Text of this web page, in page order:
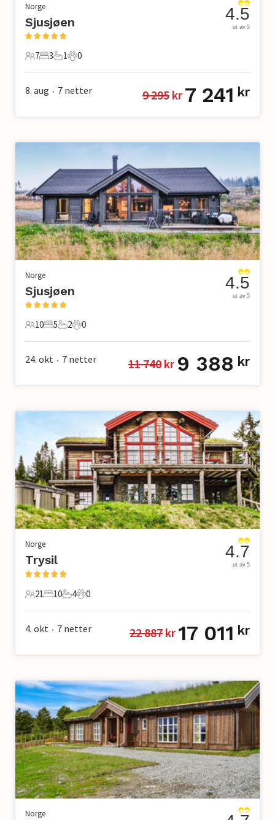
Norge
Sjusjøen
7 Gjester
7
3 Soverom
3
1 Bad
1
0 Kjæledyr
0
4.5
ut av 5
8. aug • 7 netter 9 295 kr 7 241 kr
Norge
Sjusjøen
10 Gjester
10
5 Soverom
5
2 Bad
2
0 Kjæledyr
0
4.5
ut av 5
24. okt • 7 netter 11 740 kr 9 388 kr
Norge
Trysil
21 Gjester
21
10 Soverom
10
4 Bad
4
0 Kjæledyr
0
4.7
ut av 5
4. okt • 7 netter 22 887 kr 17 011 kr
Norge